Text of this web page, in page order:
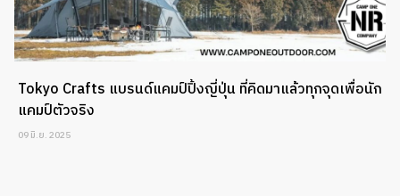
Tokyo Crafts แบรนด์แคมป์ปิ้งญี่ปุ่น ที่คิดมาแล้วทุกจุดเพื่อนัก
แคมป์ตัวจริง
09 มิ.ย. 2025